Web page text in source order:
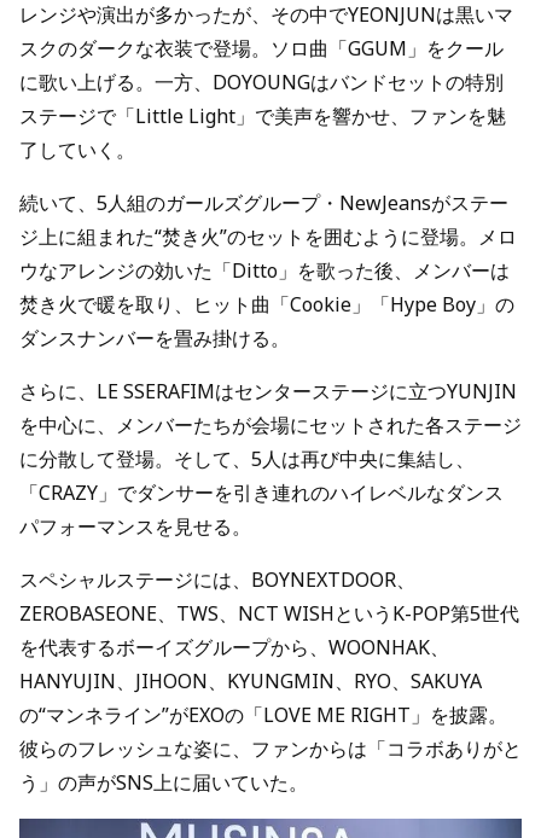
レンジや演出が多かったが、その中でYEONJUNは黒いマ
スクのダークな衣装で登場。ソロ曲「GGUM」をクール
に歌い上げる。一方、DOYOUNGはバンドセットの特別
ステージで「Little Light」で美声を響かせ、ファンを魅
了していく。
続いて、5人組のガールズグループ・NewJeansがステー
ジ上に組まれた“焚き火”のセットを囲むように登場。メロ
ウなアレンジの効いた「Ditto」を歌った後、メンバーは
焚き火で暖を取り、ヒット曲「Cookie」「Hype Boy」の
ダンスナンバーを畳み掛ける。
さらに、LE SSERAFIMはセンターステージに立つYUNJIN
を中心に、メンバーたちが会場にセットされた各ステージ
に分散して登場。そして、5人は再び中央に集結し、
「CRAZY」でダンサーを引き連れのハイレベルなダンス
パフォーマンスを見せる。
スペシャルステージには、BOYNEXTDOOR、
ZEROBASEONE、TWS、NCT WISHというK-POP第5世代
を代表するボーイズグループから、WOONHAK、
HANYUJIN、JIHOON、KYUNGMIN、RYO、SAKUYA
の“マンネライン”がEXOの「LOVE ME RIGHT」を披露。
彼らのフレッシュな姿に、ファンからは「コラボありがと
う」の声がSNS上に届いていた。